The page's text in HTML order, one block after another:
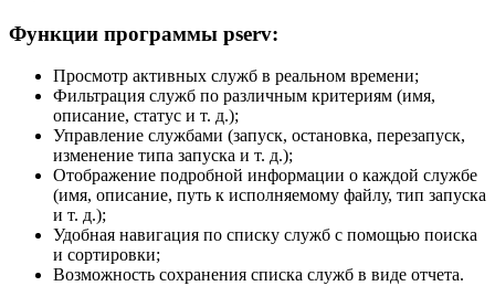
Функции программы pserv:
Просмотр активных служб в реальном времени;
Фильтрация служб по различным критериям (имя,
описание, статус и т. д.);
Управление службами (запуск, остановка, перезапуск,
изменение типа запуска и т. д.);
Отображение подробной информации о каждой службе
(имя, описание, путь к исполняемому файлу, тип запуска
и т. д.);
Удобная навигация по списку служб с помощью поиска
и сортировки;
Возможность сохранения списка служб в виде отчета.